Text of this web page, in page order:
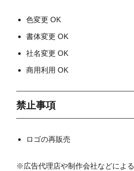
色変更 OK
書体変更 OK
社名変更 OK
商用利用 OK
禁止事項
ロゴの再販売
※広告代理店や制作会社などによる